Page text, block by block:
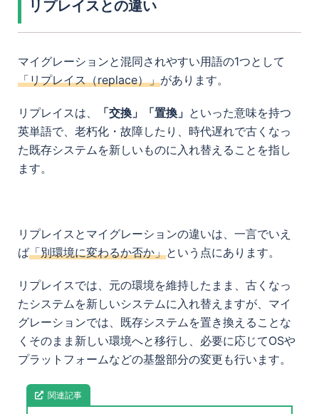
リプレイスとの違い
マイグレーションと混同されやすい用語の1つとして
「リプレイス（replace）」があります。
リプレイスは、 「交換」「置換」 といった意味を持つ
英単語で、老朽化・故障したり、時代遅れで古くなっ
た既存システムを新しいものに入れ替えることを指し
ます。
リプレイスとマイグレーションの違いは、一言でいえ
ば「別環境に変わるか否か」という点にあります。
リプレイスでは、元の環境を維持したまま、古くなっ
たシステムを新しいシステムに入れ替えますが、マイ
グレーションでは、既存システムを置き換えることな
くそのまま新しい環境へと移行し、必要に応じてOSや
プラットフォームなどの基盤部分の変更も行います。
関連記事